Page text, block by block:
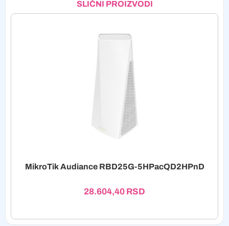
SLIČNI PROIZVODI
MikroTik Audiance RBD25G-5HPacQD2HPnD
28.604,40 RSD